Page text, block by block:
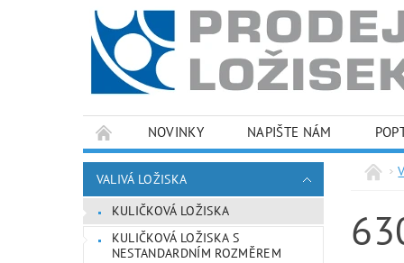
NOVINKY NAPIŠTE NÁM
PODMÍNKY OCHRANY OSOBNÍCH ÚDAJŮ
VALIVÁ LOŽISKA
KULIČKOVÁ LOŽISKA
KULIČKOVÁ LOŽISKA S
NESTANDARDNÍM ROZMĚREM